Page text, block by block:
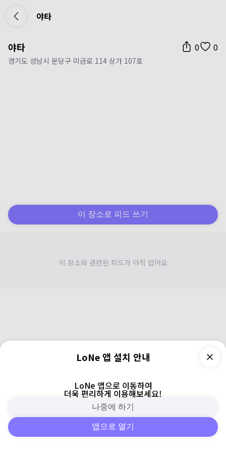
야타
야타 0 0
경기도 성남시 분당구 미금로 114 상가 107호
이 장소로 피드 쓰기
이 장소와 관련된 피드가 아직 없어요
피드 주변 검색 로그인
LoNe 앱 설치 안내
LoNe 앱으로 이동하여
더욱 편리하게 이용해보세요!
나중에 하기
앱으로 열기